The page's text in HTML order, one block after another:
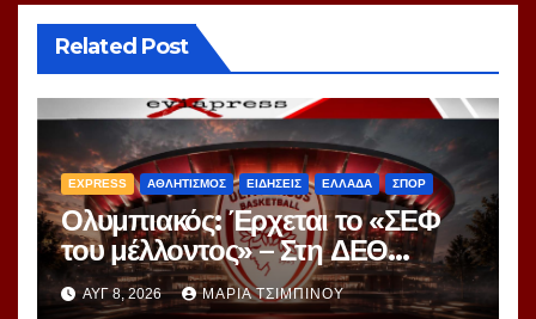
Related Post
EXPRESS ΑΘΛΗΤΙΣΜΟΣ ΕΙΔΗΣΕΙΣ ΕΛΛΑΔΑ ΣΠΟΡ
Ολυμπιακός: Έρχεται το «ΣΕΦ
του μέλλοντος» – Στη ΔΕΘ
αποκαλύπτεται το μεγάλο
project 40ετίας
ΑΥΓ 8, 2026 ΜΑΡΊΑ ΤΣΙΜΠΙΝΟΎ